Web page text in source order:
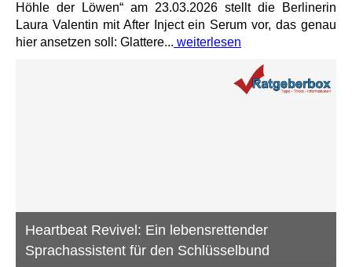
Höhle der Löwen“ am 23.03.2026 stellt die Berlinerin
Laura Valentin mit After Inject ein Serum vor, das genau
hier ansetzen soll: Glattere... weiterlesen
Heartbeat Revivel: Ein lebensrettender
Sprachassistent für den Schlüsselbund